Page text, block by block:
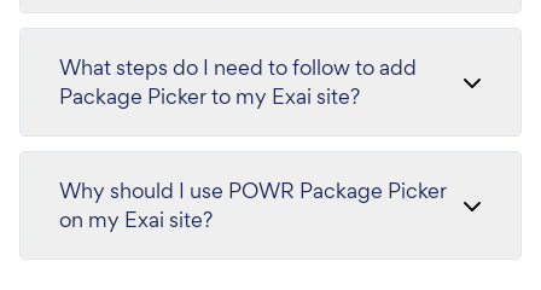
What steps do I need to follow to add
Package Picker to my Exai site?
Why should I use POWR Package Picker
on my Exai site?